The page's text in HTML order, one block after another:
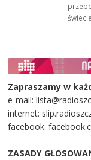
Zapraszamy w
e-mail:
internet:
facebook:
ZASADY